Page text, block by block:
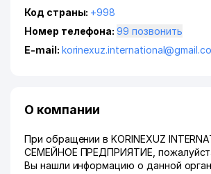
Код страны: +998
Номер телефона:
99 позвонить
E-mail:
О компании
При обращении в KORINEXUZ
СЕМЕЙНОЕ ПРЕДПРИЯТИЕ,
Вы нашли информацию о данной